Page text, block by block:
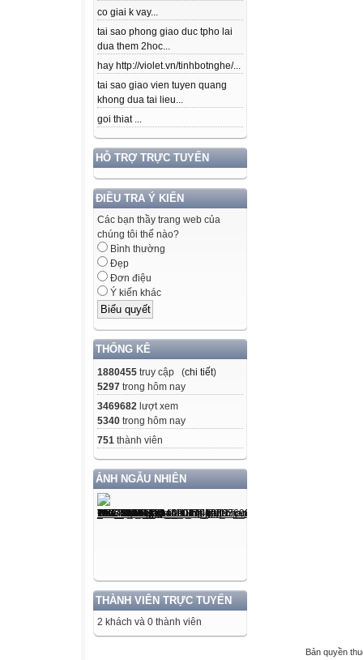
co giai k vay...
tai sao phong giao duc tpho lai
dua them 2hoc...
hay http://violet.vn/tinhbotnghe/...
tai sao giao vien tuyen quang
khong dua tai lieu...
goi thiat ...
HỖ TRỢ TRỰC TUYẾN
ĐIỀU TRA Ý KIẾN
Các bạn thầy trang web của
chúng tôi thế nào?
Bình thường
Đẹp
Đơn điệu
Ý kiến khác
THỐNG KÊ
1880455 truy cập (chi tiết)
5297 trong hôm nay
3469682 lượt xem
5340 trong hôm nay
751 thành viên
ẢNH NGẪU NHIÊN
THÀNH VIÊN TRỰC TUYẾN
2 khách và 0 thành viên
Bản quyền